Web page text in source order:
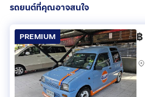
รถยนต์ที่คุณอาจสนใจ
PREMIUM ฿